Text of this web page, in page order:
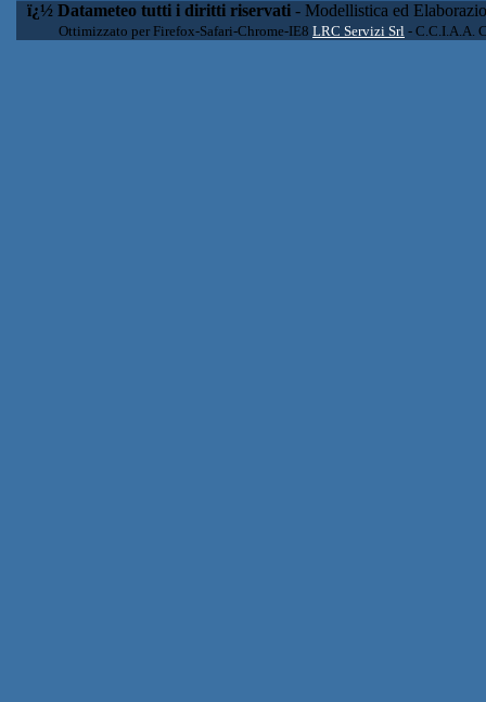
ï¿½ Datameteo tutti i diritti riservati - Modellistica ed
Ottimizzato per Firefox-Safari-Chrome-IE8 LRC Servizi Srl - C.C.I.A.A.